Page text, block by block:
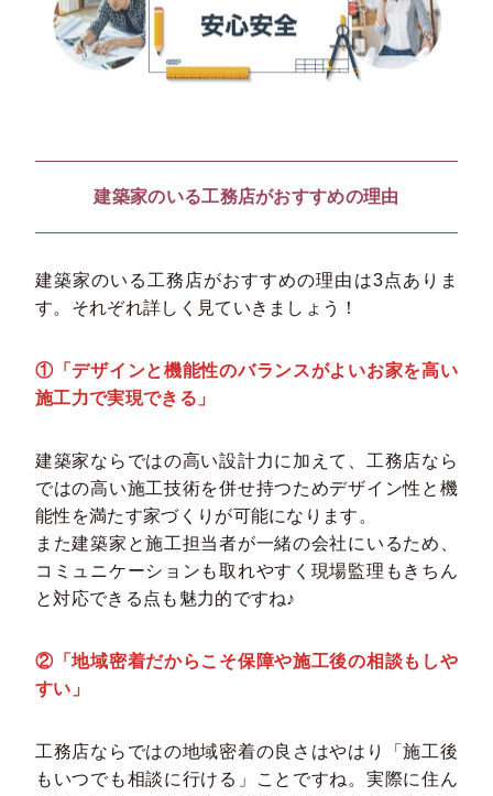
建築家のいる工務店がおすすめの理由
建築家のいる工務店がおすすめの理由は3点ありま
す。それぞれ詳しく見ていきましょう！
①「デザインと機能性のバランスがよいお家を高い
施工力で実現できる」
建築家ならではの高い設計力に加えて、工務店なら
ではの高い施工技術を併せ持つためデザイン性と機
能性を満たす家づくりが可能になります。
また建築家と施工担当者が一緒の会社にいるため、
コミュニケーションも取れやすく現場監理もきちん
と対応できる点も魅力的ですね♪
②「地域密着だからこそ保障や施工後の相談もしや
すい」
工務店ならではの地域密着の良さはやはり「施工後
もいつでも相談に行ける」ことですね。実際に住ん